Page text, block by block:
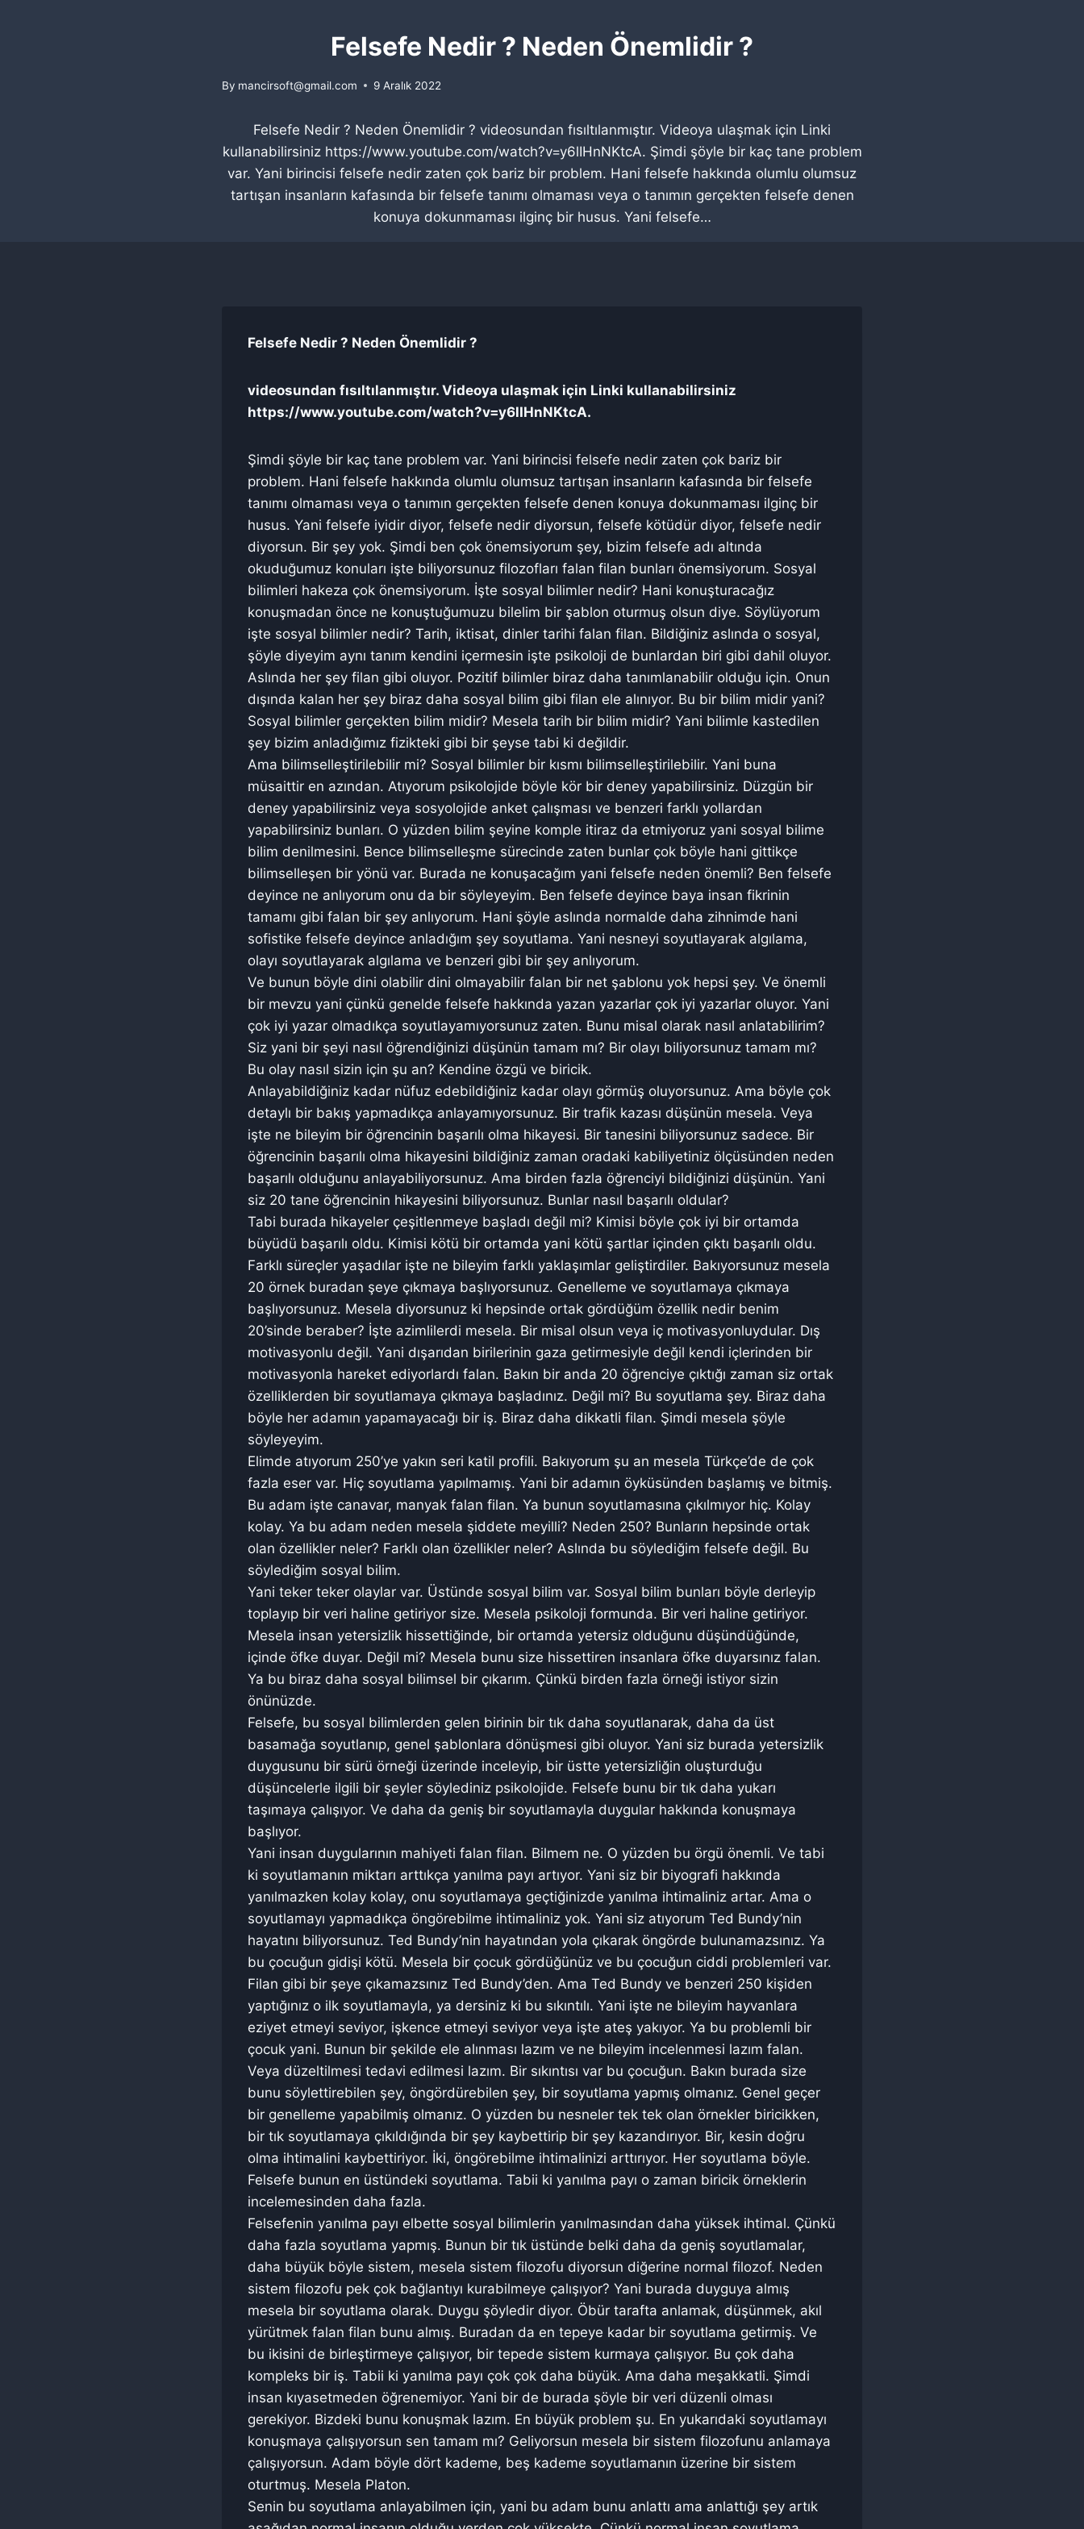
Felsefe Nedir ? Neden Önemlidir ?
By mancirsoft@gmail.com 9 Aralık 2022
Felsefe Nedir ? Neden Önemlidir ? videosundan fısıltılanmıştır. Videoya ulaşmak için Linki
kullanabilirsiniz https://www.youtube.com/watch?v=y6lIHnNKtcA. Şimdi şöyle bir kaç tane problem
var. Yani birincisi felsefe nedir zaten çok bariz bir problem. Hani felsefe hakkında olumlu olumsuz
tartışan insanların kafasında bir felsefe tanımı olmaması veya o tanımın gerçekten felsefe denen
konuya dokunmaması ilginç bir husus. Yani felsefe…
Felsefe Nedir ? Neden Önemlidir ?
videosundan fısıltılanmıştır. Videoya ulaşmak için Linki kullanabilirsiniz
https://www.youtube.com/watch?v=y6lIHnNKtcA.
Şimdi şöyle bir kaç tane problem var. Yani birincisi felsefe nedir zaten çok bariz bir
problem. Hani felsefe hakkında olumlu olumsuz tartışan insanların kafasında bir felsefe
tanımı olmaması veya o tanımın gerçekten felsefe denen konuya dokunmaması ilginç bir
husus. Yani felsefe iyidir diyor, felsefe nedir diyorsun, felsefe kötüdür diyor, felsefe nedir
diyorsun. Bir şey yok. Şimdi ben çok önemsiyorum şey, bizim felsefe adı altında
okuduğumuz konuları işte biliyorsunuz filozofları falan filan bunları önemsiyorum. Sosyal
bilimleri hakeza çok önemsiyorum. İşte sosyal bilimler nedir? Hani konuşturacağız
konuşmadan önce ne konuştuğumuzu bilelim bir şablon oturmuş olsun diye. Söylüyorum
işte sosyal bilimler nedir? Tarih, iktisat, dinler tarihi falan filan. Bildiğiniz aslında o sosyal,
şöyle diyeyim aynı tanım kendini içermesin işte psikoloji de bunlardan biri gibi dahil oluyor.
Aslında her şey filan gibi oluyor. Pozitif bilimler biraz daha tanımlanabilir olduğu için. Onun
dışında kalan her şey biraz daha sosyal bilim gibi filan ele alınıyor. Bu bir bilim midir yani?
Sosyal bilimler gerçekten bilim midir? Mesela tarih bir bilim midir? Yani bilimle kastedilen
şey bizim anladığımız fizikteki gibi bir şeyse tabi ki değildir.
Ama bilimselleştirilebilir mi? Sosyal bilimler bir kısmı bilimselleştirilebilir. Yani buna
müsaittir en azından. Atıyorum psikolojide böyle kör bir deney yapabilirsiniz. Düzgün bir
deney yapabilirsiniz veya sosyolojide anket çalışması ve benzeri farklı yollardan
yapabilirsiniz bunları. O yüzden bilim şeyine komple itiraz da etmiyoruz yani sosyal bilime
bilim denilmesini. Bence bilimselleşme sürecinde zaten bunlar çok böyle hani gittikçe
bilimselleşen bir yönü var. Burada ne konuşacağım yani felsefe neden önemli? Ben felsefe
deyince ne anlıyorum onu da bir söyleyeyim. Ben felsefe deyince baya insan fikrinin
tamamı gibi falan bir şey anlıyorum. Hani şöyle aslında normalde daha zihnimde hani
sofistike felsefe deyince anladığım şey soyutlama. Yani nesneyi soyutlayarak algılama,
olayı soyutlayarak algılama ve benzeri gibi bir şey anlıyorum.
Ve bunun böyle dini olabilir dini olmayabilir falan bir net şablonu yok hepsi şey. Ve önemli
bir mevzu yani çünkü genelde felsefe hakkında yazan yazarlar çok iyi yazarlar oluyor. Yani
çok iyi yazar olmadıkça soyutlayamıyorsunuz zaten. Bunu misal olarak nasıl anlatabilirim?
Siz yani bir şeyi nasıl öğrendiğinizi düşünün tamam mı? Bir olayı biliyorsunuz tamam mı?
Bu olay nasıl sizin için şu an? Kendine özgü ve biricik.
Anlayabildiğiniz kadar nüfuz edebildiğiniz kadar olayı görmüş oluyorsunuz. Ama böyle çok
detaylı bir bakış yapmadıkça anlayamıyorsunuz. Bir trafik kazası düşünün mesela. Veya
işte ne bileyim bir öğrencinin başarılı olma hikayesi. Bir tanesini biliyorsunuz sadece. Bir
öğrencinin başarılı olma hikayesini bildiğiniz zaman oradaki kabiliyetiniz ölçüsünden neden
başarılı olduğunu anlayabiliyorsunuz. Ama birden fazla öğrenciyi bildiğinizi düşünün. Yani
siz 20 tane öğrencinin hikayesini biliyorsunuz. Bunlar nasıl başarılı oldular?
Tabi burada hikayeler çeşitlenmeye başladı değil mi? Kimisi böyle çok iyi bir ortamda
büyüdü başarılı oldu. Kimisi kötü bir ortamda yani kötü şartlar içinden çıktı başarılı oldu.
Farklı süreçler yaşadılar işte ne bileyim farklı yaklaşımlar geliştirdiler. Bakıyorsunuz mesela
20 örnek buradan şeye çıkmaya başlıyorsunuz. Genelleme ve soyutlamaya çıkmaya
başlıyorsunuz. Mesela diyorsunuz ki hepsinde ortak gördüğüm özellik nedir benim
20’sinde beraber? İşte azimlilerdi mesela. Bir misal olsun veya iç motivasyonluydular. Dış
motivasyonlu değil. Yani dışarıdan birilerinin gaza getirmesiyle değil kendi içlerinden bir
motivasyonla hareket ediyorlardı falan. Bakın bir anda 20 öğrenciye çıktığı zaman siz ortak
özelliklerden bir soyutlamaya çıkmaya başladınız. Değil mi? Bu soyutlama şey. Biraz daha
böyle her adamın yapamayacağı bir iş. Biraz daha dikkatli filan. Şimdi mesela şöyle
söyleyeyim.
Elimde atıyorum 250’ye yakın seri katil profili. Bakıyorum şu an mesela Türkçe’de de çok
fazla eser var. Hiç soyutlama yapılmamış. Yani bir adamın öyküsünden başlamış ve bitmiş.
Bu adam işte canavar, manyak falan filan. Ya bunun soyutlamasına çıkılmıyor hiç. Kolay
kolay. Ya bu adam neden mesela şiddete meyilli? Neden 250? Bunların hepsinde ortak
olan özellikler neler? Farklı olan özellikler neler? Aslında bu söylediğim felsefe değil. Bu
söylediğim sosyal bilim.
Yani teker teker olaylar var. Üstünde sosyal bilim var. Sosyal bilim bunları böyle derleyip
toplayıp bir veri haline getiriyor size. Mesela psikoloji formunda. Bir veri haline getiriyor.
Mesela insan yetersizlik hissettiğinde, bir ortamda yetersiz olduğunu düşündüğünde,
içinde öfke duyar. Değil mi? Mesela bunu size hissettiren insanlara öfke duyarsınız falan.
Ya bu biraz daha sosyal bilimsel bir çıkarım. Çünkü birden fazla örneği istiyor sizin
önünüzde.
Felsefe, bu sosyal bilimlerden gelen birinin bir tık daha soyutlanarak, daha da üst
basamağa soyutlanıp, genel şablonlara dönüşmesi gibi oluyor. Yani siz burada yetersizlik
duygusunu bir sürü örneği üzerinde inceleyip, bir üstte yetersizliğin oluşturduğu
düşüncelerle ilgili bir şeyler söylediniz psikolojide. Felsefe bunu bir tık daha yukarı
taşımaya çalışıyor. Ve daha da geniş bir soyutlamayla duygular hakkında konuşmaya
başlıyor.
Yani insan duygularının mahiyeti falan filan. Bilmem ne. O yüzden bu örgü önemli. Ve tabi
ki soyutlamanın miktarı arttıkça yanılma payı artıyor. Yani siz bir biyografi hakkında
yanılmazken kolay kolay, onu soyutlamaya geçtiğinizde yanılma ihtimaliniz artar. Ama o
soyutlamayı yapmadıkça öngörebilme ihtimaliniz yok. Yani siz atıyorum Ted Bundy’nin
hayatını biliyorsunuz. Ted Bundy’nin hayatından yola çıkarak öngörde bulunamazsınız. Ya
bu çocuğun gidişi kötü. Mesela bir çocuk gördüğünüz ve bu çocuğun ciddi problemleri var.
Filan gibi bir şeye çıkamazsınız Ted Bundy’den. Ama Ted Bundy ve benzeri 250 kişiden
yaptığınız o ilk soyutlamayla, ya dersiniz ki bu sıkıntılı. Yani işte ne bileyim hayvanlara
eziyet etmeyi seviyor, işkence etmeyi seviyor veya işte ateş yakıyor. Ya bu problemli bir
çocuk yani. Bunun bir şekilde ele alınması lazım ve ne bileyim incelenmesi lazım falan.
Veya düzeltilmesi tedavi edilmesi lazım. Bir sıkıntısı var bu çocuğun. Bakın burada size
bunu söylettirebilen şey, öngördürebilen şey, bir soyutlama yapmış olmanız. Genel geçer
bir genelleme yapabilmiş olmanız. O yüzden bu nesneler tek tek olan örnekler biricikken,
bir tık soyutlamaya çıkıldığında bir şey kaybettirip bir şey kazandırıyor. Bir, kesin doğru
olma ihtimalini kaybettiriyor. İki, öngörebilme ihtimalinizi arttırıyor. Her soyutlama böyle.
Felsefe bunun en üstündeki soyutlama. Tabii ki yanılma payı o zaman biricik örneklerin
incelemesinden daha fazla.
Felsefenin yanılma payı elbette sosyal bilimlerin yanılmasından daha yüksek ihtimal. Çünkü
daha fazla soyutlama yapmış. Bunun bir tık üstünde belki daha da geniş soyutlamalar,
daha büyük böyle sistem, mesela sistem filozofu diyorsun diğerine normal filozof. Neden
sistem filozofu pek çok bağlantıyı kurabilmeye çalışıyor? Yani burada duyguya almış
mesela bir soyutlama olarak. Duygu şöyledir diyor. Öbür tarafta anlamak, düşünmek, akıl
yürütmek falan filan bunu almış. Buradan da en tepeye kadar bir soyutlama getirmiş. Ve
bu ikisini de birleştirmeye çalışıyor, bir tepede sistem kurmaya çalışıyor. Bu çok daha
kompleks bir iş. Tabii ki yanılma payı çok çok daha büyük. Ama daha meşakkatli. Şimdi
insan kıyasetmeden öğrenemiyor. Yani bir de burada şöyle bir veri düzenli olması
gerekiyor. Bizdeki bunu konuşmak lazım. En büyük problem şu. En yukarıdaki soyutlamayı
konuşmaya çalışıyorsun sen tamam mı? Geliyorsun mesela bir sistem filozofunu anlamaya
çalışıyorsun. Adam böyle dört kademe, beş kademe soyutlamanın üzerine bir sistem
oturtmuş. Mesela Platon.
Senin bu soyutlama anlayabilmen için, yani bu adam bunu anlattı ama anlattığı şey artık